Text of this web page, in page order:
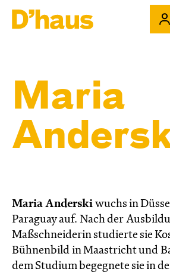
Maria
Maria Anderski wuchs in
Paraguay auf. Nach der
Maßschneiderin studierte sie
Bühnenbild in Maastricht und
dem Studium begegnete sie in